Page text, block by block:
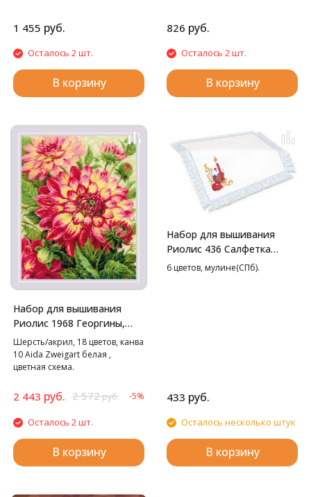
1 455 руб.
Осталось 2 шт.
В корзину
826 руб.
Осталось 2 шт.
В корзину
Набор для вышивания
Риолис 1968 Георгины,
40*50 см
Шерсть/акрил, 18 цветов, канва
10 Aida Zweigart белая ,
цветная схема.
В наборе используются
техники: крест, стежок,
смешанные цвета.
2 443 руб. 2 572руб. -5%
Осталось 2 шт.
В корзину
Набор для вышивания
Риолис 436 Салфетка
Пасхальный набор, 27*27
6 цветов, мулине(СПб).
433 руб.
Осталось несколько штук
В корзину